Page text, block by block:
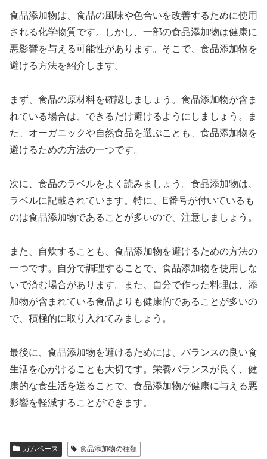
食品添加物は、食品の風味や色合いを改善するために使用
される化学物質です。しかし、一部の食品添加物は健康に
悪影響を与える可能性があります。そこで、食品添加物を
避ける方法を紹介します。
まず、食品の原材料を確認しましょう。食品添加物が含ま
れている場合は、できるだけ避けるようにしましょう。ま
た、オーガニックや自然食品を選ぶことも、食品添加物を
避けるための方法の一つです。
次に、食品のラベルをよく読みましょう。食品添加物は、
ラベルに記載されています。特に、E番号が付いているも
のは食品添加物であることが多いので、注意しましょう。
また、自炊することも、食品添加物を避けるための方法の
一つです。自分で調理することで、食品添加物を使用しな
いで済む場合があります。また、自分で作った料理は、添
加物が含まれている食品よりも健康的であることが多いの
で、積極的に取り入れてみましょう。
最後に、食品添加物を避けるためには、バランスの良い食
生活を心がけることも大切です。栄養バランスが良く、健
康的な食生活を送ることで、食品添加物が健康に与える悪
影響を軽減することができます。
ガムベース 食品添加物の種類